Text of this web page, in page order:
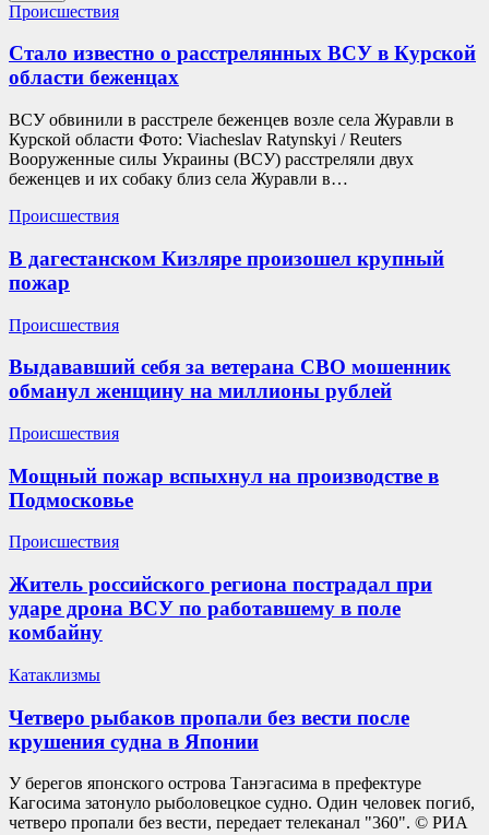
Происшествия
Стало известно о расстрелянных ВСУ в Курской
области беженцах
ВСУ обвинили в расстреле беженцев возле села Журавли в
Курской области Фото: Viacheslav Ratynskyi / Reuters
Вооруженные силы Украины (ВСУ) расстреляли двух
беженцев и их собаку близ села Журавли в…
Происшествия
В дагестанском Кизляре произошел крупный
пожар
Происшествия
Выдававший себя за ветерана СВО мошенник
обманул женщину на миллионы рублей
Происшествия
Мощный пожар вспыхнул на производстве в
Подмосковье
Происшествия
Житель российского региона пострадал при
ударе дрона ВСУ по работавшему в поле
комбайну
Катаклизмы
Четверо рыбаков пропали без вести после
крушения судна в Японии
У берегов японского острова Танэгасима в префектуре
Кагосима затонуло рыболовецкое судно. Один человек погиб,
четверо пропали без вести, передает телеканал "360". © РИА